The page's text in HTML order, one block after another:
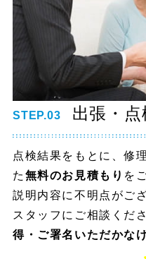
STEP.03 出張・点
点検結果をもとに、修
た 無料のお見積もり を
説明内容に不明点がご
スタッフにご相談くださ
得・ご署名いただかな